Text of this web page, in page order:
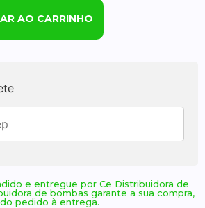
AO CARRINHO
e entregue por Ce Distribuidora de
de bombas garante a sua compra,
do pedido à entrega.